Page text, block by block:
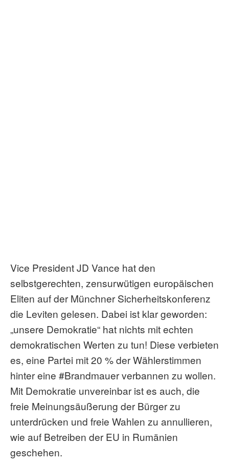
Vice President JD Vance hat den
selbstgerechten, zensurwütigen europäischen
Eliten auf der Münchner Sicherheitskonferenz
die Leviten gelesen. Dabei ist klar geworden:
„unsere Demokratie“ hat nichts mit echten
demokratischen Werten zu tun! Diese verbieten
es, eine Partei mit 20 % der Wählerstimmen
hinter eine #Brandmauerverbannen zu wollen.
Mit Demokratie unvereinbar ist es auch, die
freie Meinungsäußerung der Bürger zu
unterdrücken und freie Wahlen zu annullieren,
wie auf Betreiben der EU in Rumänien
geschehen.